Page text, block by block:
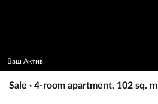
Ваш Актив
Sale · 4-room apartment, 102 sq. m